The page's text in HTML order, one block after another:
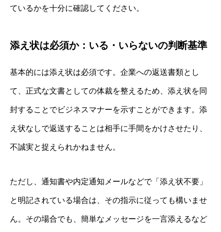
ているかを十分に確認してください。
添え状は必須か：いる・いらないの判断基準
基本的には添え状は必須です。企業への返送書類とし
て、正式な文書としての体裁を整えるため、添え状を同
封することでビジネスマナーを示すことができます。添
え状なしで返送することは相手に手間をかけさせたり、
不誠実と捉えられかねません。
ただし、通知書や内定通知メールなどで「添え状不要」
と明記されている場合は、その指示に従っても構いませ
ん。その場合でも、簡単なメッセージを一言添えるなど